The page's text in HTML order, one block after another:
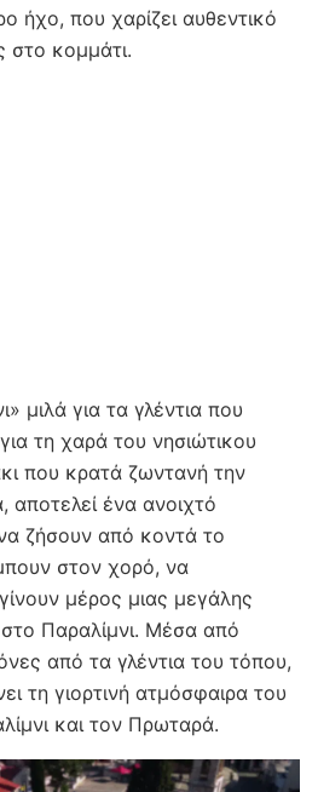
ήχο, που χαρίζει αυθεντικό
στο κομμάτι.
μιλά για τα γλέντια που
τη χαρά του νησιώτικου
που κρατά ζωντανή την
ένα ανοιχτό
ζήσουν από κοντά το
στον χορό, να
μέρος μιας μεγάλης
στο Παραλίμνι. Μέσα από
από τα γλέντια του τόπου,
τη γιορτινή ατμόσφαιρα του
και τον Πρωταρά.